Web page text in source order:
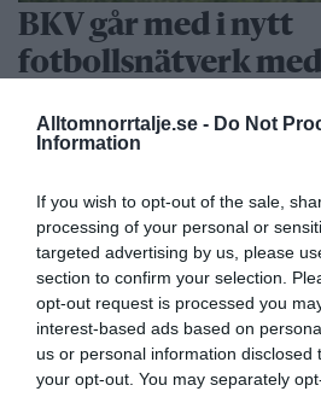
Alltomnorrtalje.se - Do Not
Information
If you wish to opt-out of the sale,
processing of your personal or
targeted advertising by us, please
section to confirm your selection.
opt-out request is processed you
interest-based ads based on
us or personal information disclosed
your opt-out. You may separately
BKV går med i nytt
fotbollsnätverk
Rospiggarna tog ny